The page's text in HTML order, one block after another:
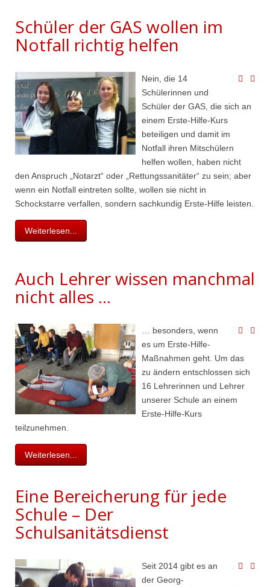
Schüler der GAS wollen im
Notfall richtig helfen
Nein, die 14
Schülerinnen und
Schüler der GAS, die sich an
einem Erste-Hilfe-Kurs
beteiligen und damit im
Notfall ihren Mitschülern
helfen wollen, haben nicht
den Anspruch „Notarzt“ oder „Rettungssanitäter“ zu sein; aber
wenn ein Notfall eintreten sollte, wollen sie nicht in
Schockstarre verfallen, sondern sachkundig Erste-Hilfe leisten.
Weiterlesen...
Auch Lehrer wissen manchmal
nicht alles …
… besonders, wenn
es um Erste-Hilfe-
Maßnahmen geht. Um das
zu ändern entschlossen sich
16 Lehrerinnen und Lehrer
unserer Schule an einem
Erste-Hilfe-Kurs
teilzunehmen.
Weiterlesen...
Eine Bereicherung für jede
Schule – Der
Schulsanitätsdienst
Seit 2014 gibt es an
der Georg-